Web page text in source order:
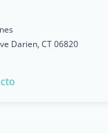
Darien, CT 06820